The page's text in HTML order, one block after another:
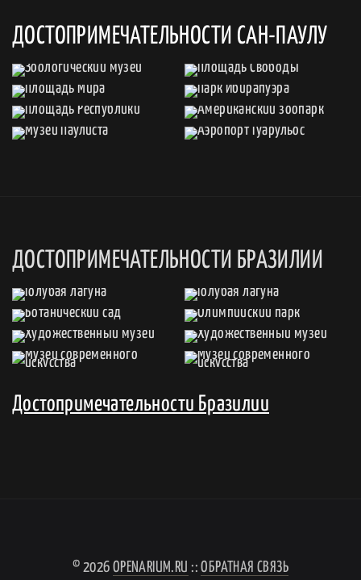
ДОСТОПРИМЕЧАТЕЛЬНОСТИ САН-ПАУЛУ
ДОСТОПРИМЕЧАТЕЛЬНОСТИ БРАЗИЛИИ
Достопримечательности Бразилии
© 2026 OPENARIUM.RU ::ОБРАТНАЯ СВЯЗЬ